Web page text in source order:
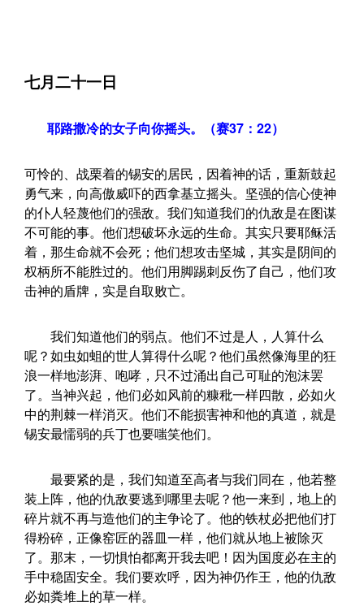
七月二十一日
耶路撒冷的女子向你摇头。（赛37：22）
可怜的、战栗着的锡安的居民，因着神的话，重新鼓起
勇气来，向高傲威吓的西拿基立摇头。坚强的信心使神
的仆人轻蔑他们的强敌。我们知道我们的仇敌是在图谋
不可能的事。他们想破坏永远的生命。其实只要耶稣活
着，那生命就不会死；他们想攻击坚城，其实是阴间的
权柄所不能胜过的。他们用脚踢刺反伤了自己，他们攻
击神的盾牌，实是自取败亡。
我们知道他们的弱点。他们不过是人，人算什么
呢？如虫如蛆的世人算得什么呢？他们虽然像海里的狂
浪一样地澎湃、咆哮，只不过涌出自己可耻的泡沫罢
了。当神兴起，他们必如风前的糠秕一样四散，必如火
中的荆棘一样消灭。他们不能损害神和他的真道，就是
锡安最懦弱的兵丁也要嗤笑他们。
最要紧的是，我们知道至高者与我们同在，他若整
装上阵，他的仇敌要逃到哪里去呢？他一来到，地上的
碎片就不再与造他们的主争论了。他的铁杖必把他们打
得粉碎，正像窑匠的器皿一样，他们就从地上被除灭
了。那末，一切惧怕都离开我去吧！因为国度必在主的
手中稳固安全。我们要欢呼，因为神仍作王，他的仇敌
必如粪堆上的草一样。